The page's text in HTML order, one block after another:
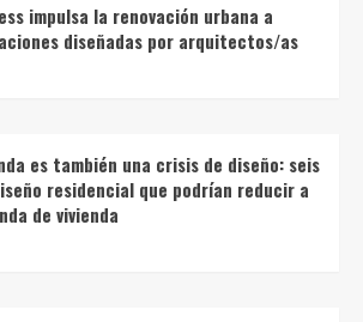
impulsa la renovación urbana a
diseñadas por arquitectos/as
es también una crisis de diseño: seis
residencial que podrían reducir a
de vivienda